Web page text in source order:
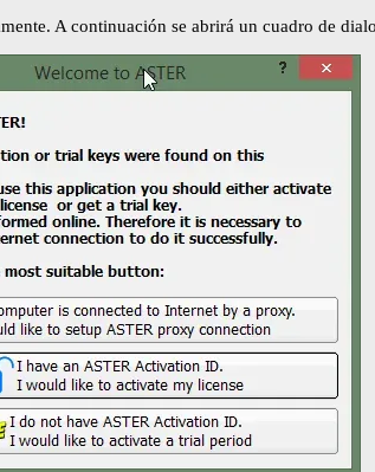
A continuación se abrirá un cuadro de